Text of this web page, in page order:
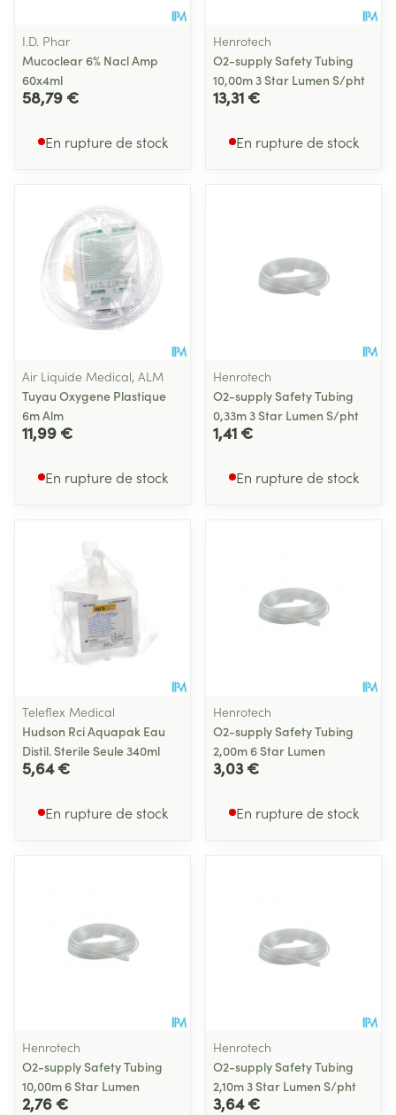
I.D. Phar
Mucoclear 6% Nacl Amp
60x4ml
58,79 €
En rupture de stock
Henrotech
O2-supply Safety Tubing
10,00m 3 Star Lumen S/pht
13,31 €
En rupture de stock
Air Liquide Medical, ALM
Tuyau Oxygene Plastique
6m Alm
11,99 €
En rupture de stock
Henrotech
O2-supply Safety Tubing
0,33m 3 Star Lumen S/pht
1,41 €
En rupture de stock
Teleflex Medical
Hudson Rci Aquapak Eau
Distil. Sterile Seule 340ml
5,64 €
En rupture de stock
Henrotech
O2-supply Safety Tubing
2,00m 6 Star Lumen
3,03 €
En rupture de stock
Henrotech
O2-supply Safety Tubing
10,00m 6 Star Lumen
2,76 €
Henrotech
O2-supply Safety Tubing
2,10m 3 Star Lumen S/pht
3,64 €